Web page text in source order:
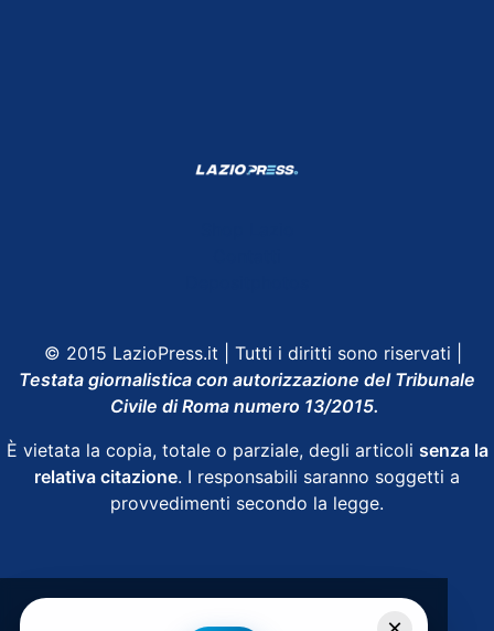
© 2015 LazioPress.it | Tutti i diritti sono riservati |
Testata giornalistica con autorizzazione del Tribunale
Civile di Roma numero 13/2015.
È vietata la copia, totale o parziale, degli articoli senza la
relativa citazione. I responsabili saranno soggetti a
provvedimenti secondo la legge.